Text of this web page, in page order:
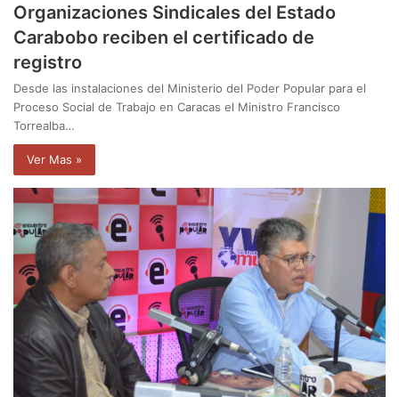
Organizaciones Sindicales del Estado
Carabobo reciben el certificado de
registro
Desde las instalaciones del Ministerio del Poder Popular para el
Proceso Social de Trabajo en Caracas el Ministro Francisco
Torrealba…
Ver Mas »